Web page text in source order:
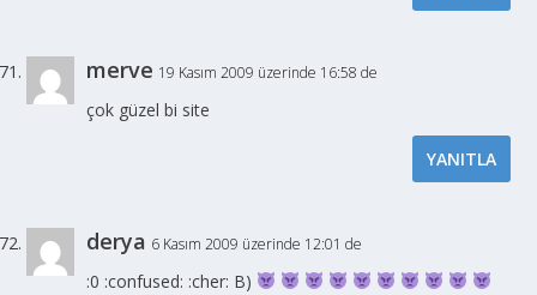
merve 19 Kasım 2009 üzerinde 16:58 de
çok güzel bi site
YANITLA
derya 6 Kasım 2009 üzerinde 12:01 de
:0 :confused: :cher: B)